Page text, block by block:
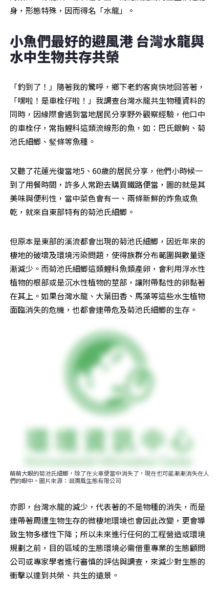
身，形態特殊，因而得名「水龍」。
小魚們最好的避風港 台灣水龍與
水中生物共存共榮
「釣到了！」隨著我的驚呼，鄉下老釣客爽快地回答著，
「嘿啦！是車栓仔啦！」我調查台灣水龍共生物種資料的
同時，因緣際會遇到當地居民分享野外觀察經驗，他口中
的車栓仔，常指鯉科這類流線形的魚，如：巴氏銀鮈、菊
池氏細鯽、䱗條等魚種。
又聽了花蓮光復當地5、60歲的居民分享，他們小時候一
到了用餐時間，許多人常跑去購買鐵路便當，圖的就是其
美味與便利性，當中菜色會有一、兩條新鮮的炸魚或魚
乾，就來自東部特有的菊池氏細鯽。
但原本是東部的溪流都會出現的菊池氏細鯽，因近年來的
棲地的破壞及環境污染問題，使得族群分布範圍與數量逐
漸減少。而菊池氏細鯽這類鯉科魚類產卵，會利用浮水性
植物的根部或是沉水性植物的莖部，讓附帶黏性的卵黏著
在其上。如果台灣水龍、大葉田香、馬藻等這些水生植物
面臨消失的危機，也都會連帶危及菊池氏細鯽的生存。
萌萌大眼的菊池氏細鯽，除了在火車便當中消失了，現在也可能漸漸消失在人
們的眼中。圖片來源：洄瀾風生態有限公司
亦即，台灣水龍的減少，代表著的不是物種的消失，而是
連帶著周遭生物生存的微棲地環境也會因此改變，更會導
致生物多樣性下降；所以未來進行任何的工程營造或環境
規劃之前，目的區域的生態環境必需借重專業的生態顧問
公司或專家學者進行審慎的評估與調查，來減少對生態的
衝擊以達到共榮、共生的遠景。